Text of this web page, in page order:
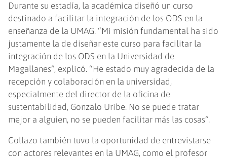
Durante su estadía, la académica diseñó un curso
destinado a facilitar la integración de los ODS en la
enseñanza de la UMAG. “Mi misión fundamental ha sido
justamente la de diseñar este curso para facilitar la
integración de los ODS en la Universidad de
Magallanes”, explicó. “He estado muy agradecida de la
recepción y colaboración en la universidad,
especialmente del director de la oficina de
sustentabilidad, Gonzalo Uribe. No se puede tratar
mejor a alguien, no se pueden facilitar más las cosas”.
Collazo también tuvo la oportunidad de entrevistarse
con actores relevantes en la UMAG, como el profesor